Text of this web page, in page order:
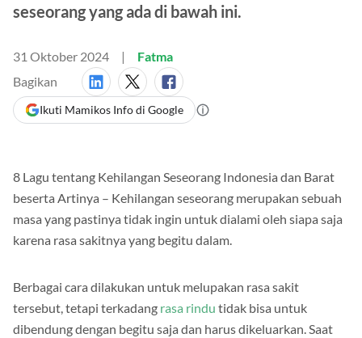
seseorang yang ada di bawah ini.
31 Oktober 2024
Fatma
Bagikan
Ikuti Mamikos Info di Google
8 Lagu tentang Kehilangan Seseorang Indonesia dan Barat
beserta Artinya – Kehilangan seseorang merupakan sebuah
masa yang pastinya tidak ingin untuk dialami oleh siapa saja
karena rasa sakitnya yang begitu dalam.
Berbagai cara dilakukan untuk melupakan rasa sakit
tersebut, tetapi terkadang rasa rindu tidak bisa untuk
dibendung dengan begitu saja dan harus dikeluarkan. Saat